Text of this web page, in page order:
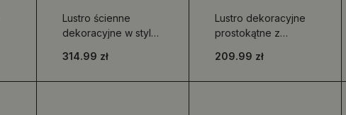
Lustro ścienne
dekoracyjne w stylu
kształcie
314.99 zł
Lustro dekoracyjne
prostokątne z
209.99 zł